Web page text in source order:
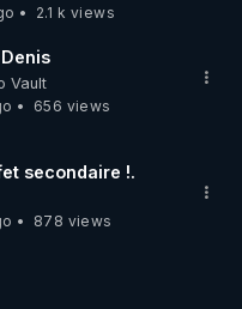
2.1 k views
Vault
656 views
secondaire !.
878 views